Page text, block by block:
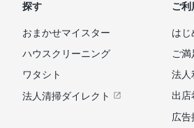
探す
おまかせマイスター
ハウスクリーニング
ワタシト
法人清掃ダイレクト
ご利
はじ
ご
法人
出店
広告